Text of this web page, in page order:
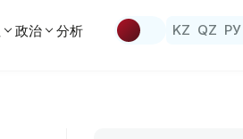
政治 分析 KZ QZ РУ